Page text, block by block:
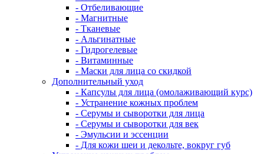
- Отбеливающие
- Магнитные
- Тканевые
- Альгинатные
- Гидрогелевые
- Витаминные
- Маски для лица со скидкой
Дополнительный уход
- Капсулы для лица (омолаживающий курс)
- Устранение кожных проблем
- Серумы и сыворотки для лица
- Серумы и сыворотки для век
- Эмульсии и эссенции
- Для кожи шеи и декольте, вокруг губ